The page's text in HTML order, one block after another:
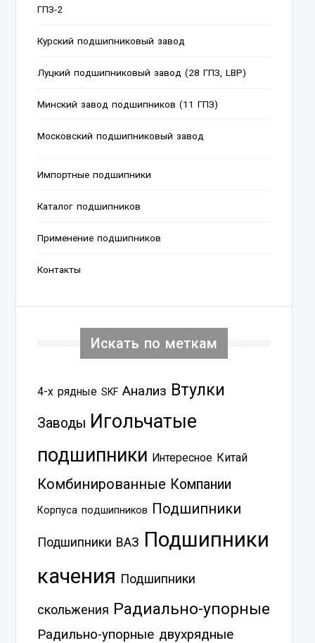
ГПЗ-2
Курский подшипниковый завод
Луцкий подшипниковый завод (28 ГПЗ, LBP)
Минский завод подшипников (11 ГПЗ)
Московский подшипниковый завод
Импортные подшипники
Каталог подшипников
Применение подшипников
Контакты
Искать по меткам
4-х рядные SKF Анализ Втулки
Заводы Игольчатые
подшипники Интересное Китай
Комбинированные Компании
Корпуса подшипников Подшипники
Подшипники ВАЗ Подшипники
качения Подшипники
скольжения Радиально-упорные
Радильно-упорные двухрядные